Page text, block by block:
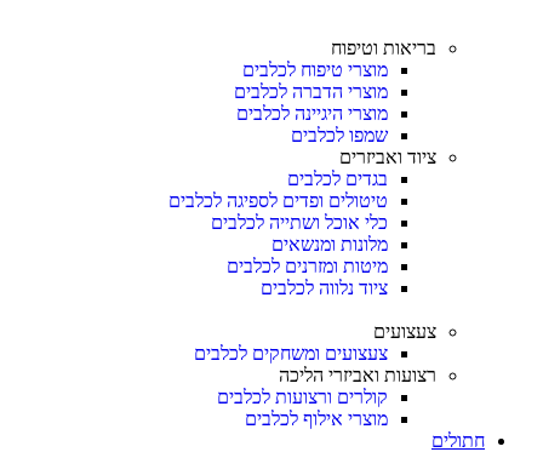
בריאות וטיפוח
מוצרי טיפוח לכלבים
מוצרי הדברה לכלבים
מוצרי היגיינה לכלבים
שמפו לכלבים
ציוד ואביזרים
בגדים לכלבים
טיטולים ופדים לספיגה לכלבים
כלי אוכל ושתייה לכלבים
מלונות ומנשאים
מיטות ומזרנים לכלבים
ציוד נלווה לכלבים
צעצועים
צעצועים ומשחקים לכלבים
רצועות ואביזרי הליכה
קולרים ורצועות לכלבים
מוצרי אילוף לכלבים
חתולים